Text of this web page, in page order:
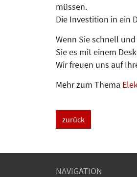
müssen.
Die Investition in ein
Wenn Sie schnell
Sie es mit einem
Wir freuen uns auf
Mehr zum Thema
zurück
NAVIGATION